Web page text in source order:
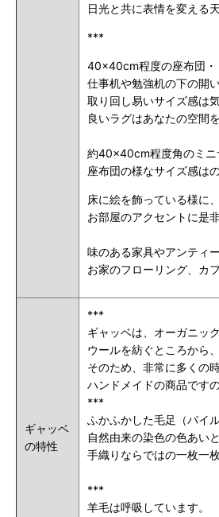
日光と共に表情を変える
***
40x40cm程度の座布団・
仕事机や勉強机の下の開
取り回し易いサイズ感は
良いラグはあなたの空間
約40×40cm程度角のミニ
座布団の様なサイズ感は
床に絵を飾っている様に
お部屋のアクセントに是非
味のある家具やアンティ
お家のフローリング、カ
ギャッベ
の特性
***
ギャッベは、オーガニッ
ウールを紡ぐところから
そのため、非常に多くの
ハンドメイドの商品です
***
ふかふかした毛足（パイ
自然由来の染色の色あい
手織りならではの一枚一
***
羊毛は呼吸しています。